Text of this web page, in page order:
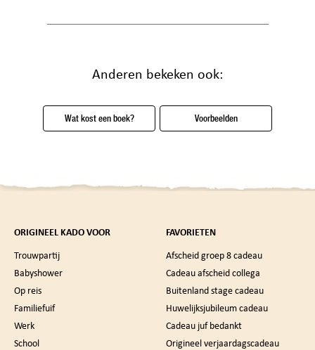
Anderen bekeken ook:
Wat kost een boek? Voorbeelden
ORIGINEEL KADO VOOR
Trouwpartij
Babyshower
Op reis
Familiefuif
Werk
School
FAVORIETEN
Afscheid groep 8 cadeau
Cadeau afscheid collega
Buitenland stage cadeau
Huwelijksjubileum cadeau
Cadeau juf bedankt
Origineel verjaardagscadeau